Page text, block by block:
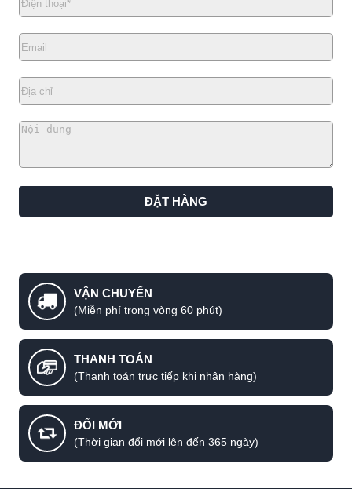
ĐẶT HÀNG
VẬN CHUYỂN
(Miễn phí trong vòng 60 phút)
THANH TOÁN
(Thanh toán trực tiếp khi nhận hàng)
ĐỔI MỚI
(Thời gian đổi mới lên đến 365 ngày)